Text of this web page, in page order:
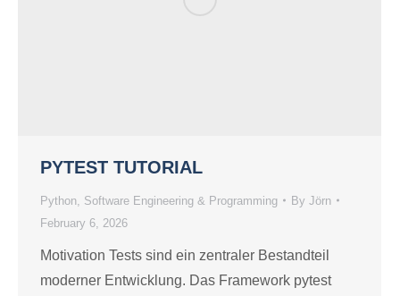
PYTEST TUTORIAL
Python Software Engineering & Programming By Jörn
February 6, 2026
Motivation Tests sind ein zentraler Bestandteil
moderner Entwicklung. Das Framework pytest